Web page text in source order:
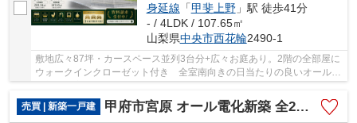
身延線 「甲斐上野」駅 徒歩41分
- / 4LDK / 107.65㎡
山梨県中央市西花輪2490-1
敷地広々87坪・カースペース並列3台分+広々お庭あり。2階の全部屋に
ウォークインクローゼット付き 全室南向きの日当たりの良いオール電
化新築住宅です。
売買 | 新築一戸建
甲府市宮原 オール電化新築 全2棟 1号棟 南東角 車並3台